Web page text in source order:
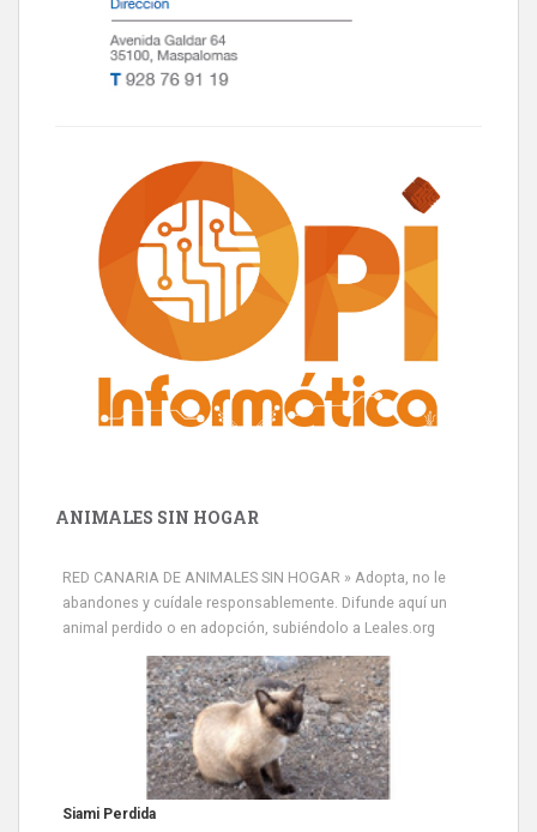
ANIMALES SIN HOGAR
RED CANARIA DE ANIMALES SIN HOGAR » Adopta, no le
abandones y cuídale responsablemente. Difunde aquí un
animal perdido o en adopción, subiéndolo a Leales.org
Siami Perdida